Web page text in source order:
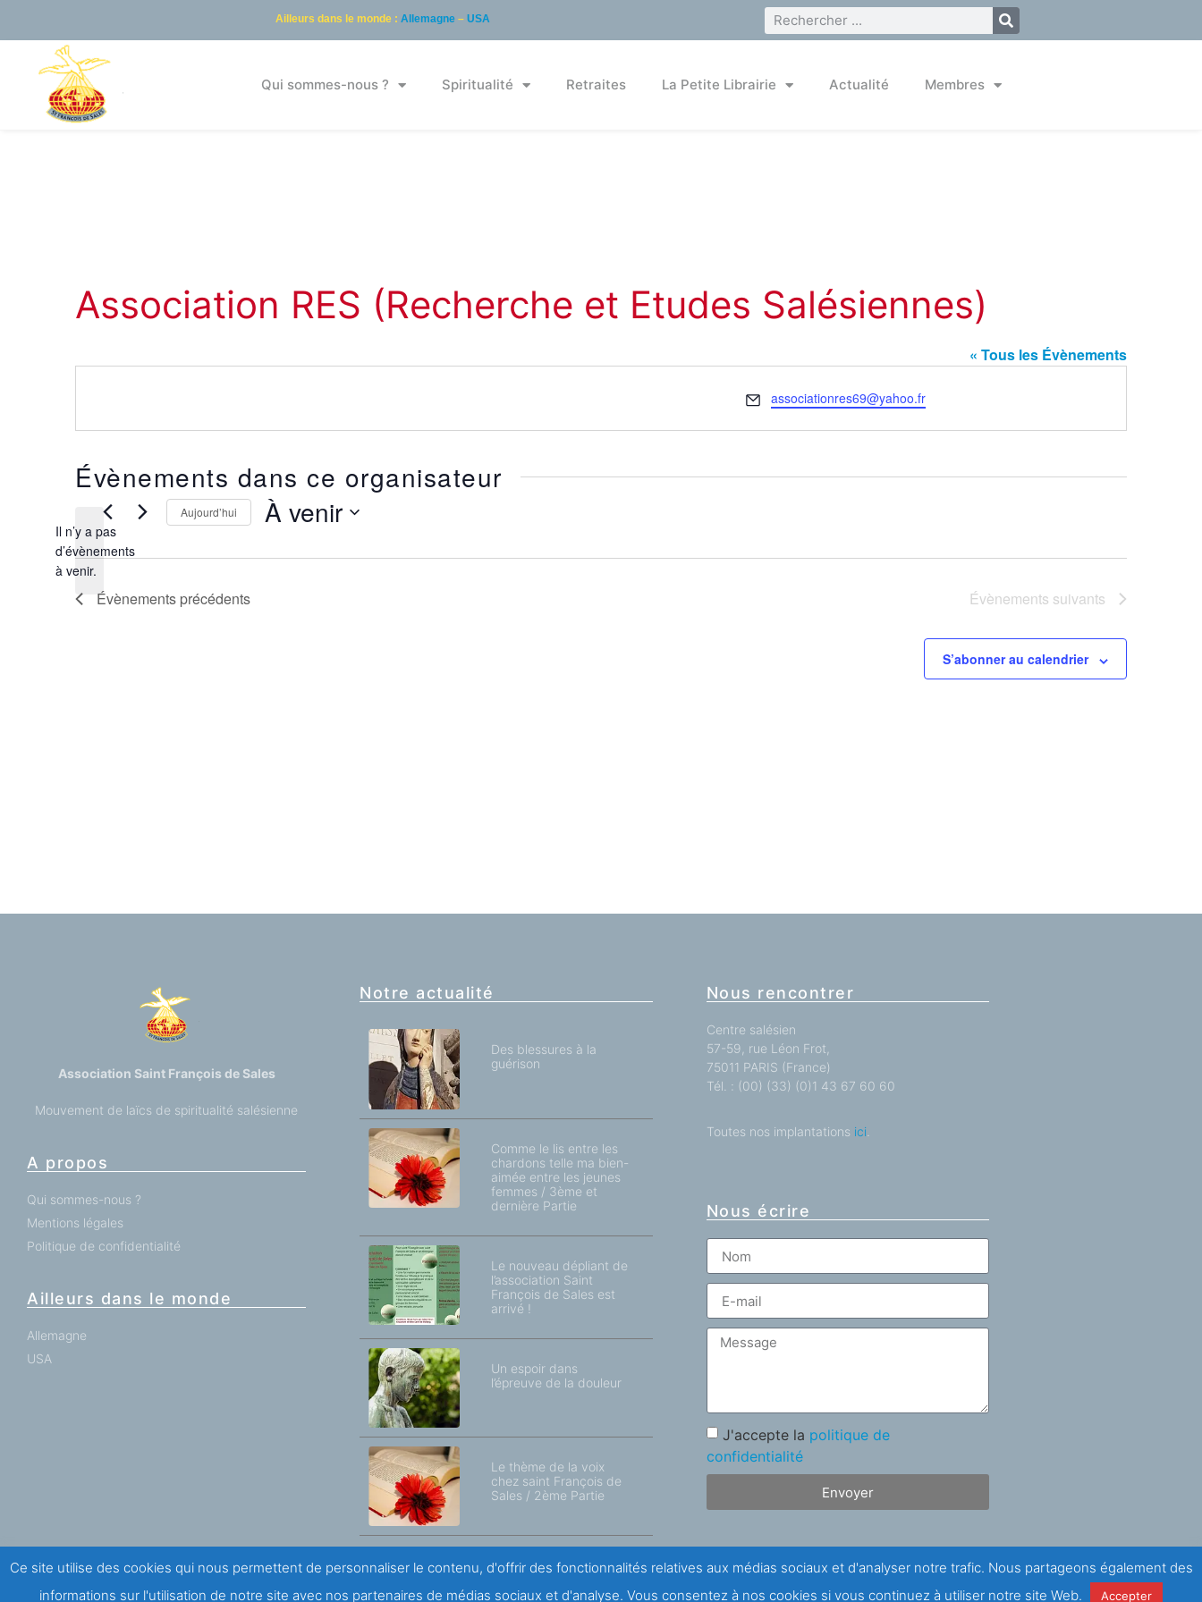
Ailleurs dans le monde : Allemagne– USA
Qui sommes-nous ? Spiritualité Retraites La Petite Librairie Actualité Membres
Association RES (Recherche et Etudes Salésiennes)
« Tous les Évènements
Email
associationres69@yahoo.fr
Évènements dans ce organisateur
Notice
Il n’y a pas
d’évènements
à venir.
Aujourd’hui À venir
date.
Évènements précédents Évènements suivants
S’abonner au calendrier
Association Saint François de Sales
Mouvement de laïcs de spiritualité salésienne
A propos
Qui sommes-nous ?
Mentions légales
Politique de confidentialité
Ailleurs dans le monde
Allemagne
USA
Notre actualité
Des blessures à la
guérison
Comme le lis entre les
chardons telle ma bien-
aimée entre les jeunes
femmes / 3ème et
dernière Partie
Le nouveau dépliant de
l’association Saint
François de Sales est
arrivé !
Un espoir dans
l’épreuve de la douleur
Le thème de la voix
chez saint François de
Sales / 2ème Partie
Nous rencontrer
Centre salésien
57-59, rue Léon Frot,
75011 PARIS (France)
Tél. : (00) (33) (0)1 43 67 60 60
Toutes nos implantations ici.
Nous écrire
J'accepte la politique de
confidentialité
Envoyer
Ce site utilise des cookies qui nous permettent de personnaliser le contenu, d'offrir des fonctionnalités relatives aux médias sociaux et d'analyser notre trafic. Nous partageons également des
informations sur l'utilisation de notre site avec nos partenaires de médias sociaux et d'analyse. Vous consentez à nos cookies si vous continuez à utiliser notre site Web.
Accepter